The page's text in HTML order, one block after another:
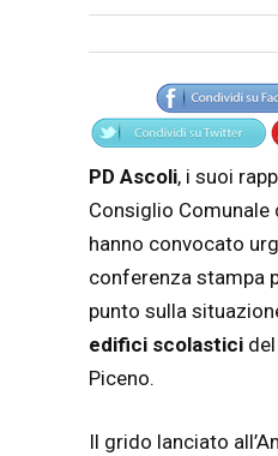
Articolo
Testo articolo principale
PD Ascoli, i suoi
Consiglio Comunale
hanno convocato
conferenza stampa
punto sulla
edifici scolastici
Piceno.
Il grido lanciato